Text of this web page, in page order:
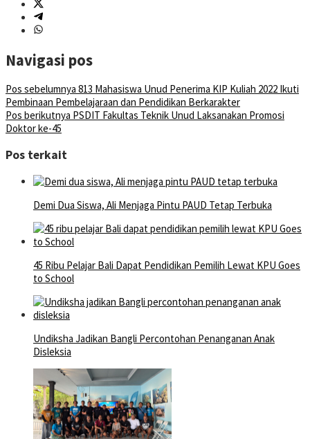
Navigasi pos
Pos sebelumnya 813 Mahasiswa Unud Penerima KIP Kuliah 2022 Ikuti
Pembinaan Pembelajaraan dan Pendidikan Berkarakter
Pos berikutnya PSDIT Fakultas Teknik Unud Laksanakan Promosi
Doktor ke-45
Pos terkait
Demi Dua Siswa, Ali Menjaga Pintu PAUD Tetap Terbuka
45 Ribu Pelajar Bali Dapat Pendidikan Pemilih Lewat KPU Goes
to School
Undiksha Jadikan Bangli Percontohan Penanganan Anak
Disleksia